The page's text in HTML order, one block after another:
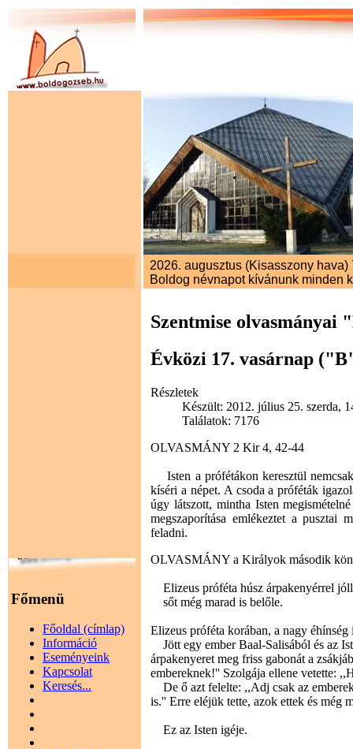
Főmenü
Főoldal (címlap)
Információ
Eseményeink
Kapcsolat
Keresés...
2026. augusztus (Kisasszony hava)
Boldog névnapot kívánunk minden
Szentmise olvasmányai
Évközi 17. vasárnap
Részletek
Készült: 2012. július 25. szerda,
Találatok: 7176
OLVASMÁNY 2 Kir 4, 42-44
Isten a prófétákon keresztül
kíséri a népet. A csoda a próféták
úgy látszott, mintha Isten
megszaporítása emlékeztet a pusztai
feladni.
OLVASMÁNY a Királyok második
Elizeus próféta húsz árpakenyérrel
sőt még marad is belőle.
Elizeus próféta korában, a nagy éhínség
Jött egy ember Baal-Salisából és az
árpakenyeret meg friss gabonát a
embereknek!'' Szolgája ellene vetette:
De ő azt felelte: ,,Adj csak az
is.'' Erre eléjük tette, azok ettek és még
Ez az Isten igéje.